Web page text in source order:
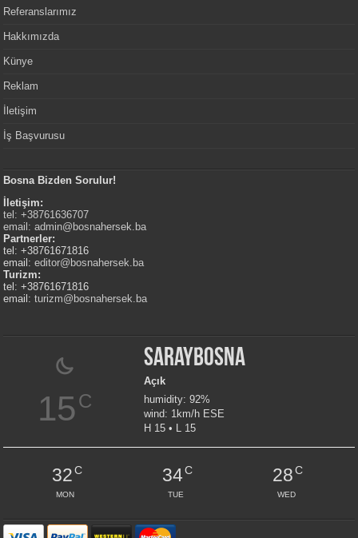
Referanslarımız
Hakkımızda
Künye
Reklam
İletişim
İş Başvurusu
Bosna Bizden Sorulur!
İletişim:
tel: +38761636707
email:admin@bosnahersek.ba
Partnerler:
tel: +38761671816
email:editor@bosnahersek.ba
Turizm:
tel: +38761671816
email:turizm@bosnahersek.ba
15C
Saraybosna
Açık
humidity: 92%
wind: 1km/h ESE
H 15 • L 15
32C
MON
34C
TUE
28C
WED